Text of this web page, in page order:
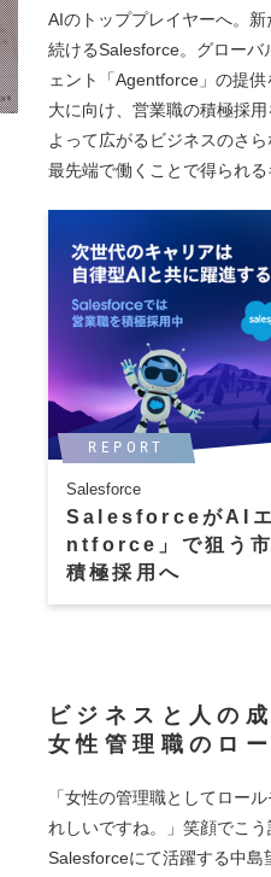
AIのトッププレイヤーへ。
続けるSalesforce。グロー
ェント「Agentforce」の提
大に向け、営業職の積極採
よって広がるビジネスのさ
最先端で働くことで得られ
REPORT
Salesforce
SalesforceがAIエ
ntforce」で狙う市
積極採用へ
ビジネスと人の
女性管理職のロ
「女性の管理職としてロー
れしいですね。」笑顔でこう
Salesforceにて活躍する中島